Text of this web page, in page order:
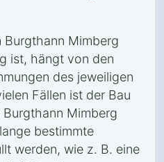
Burgthann Mimberg
ist, hängt von den
des jeweiligen
Fällen ist der Bau
Mimberg
bestimmte
werden, wie z. B. eine